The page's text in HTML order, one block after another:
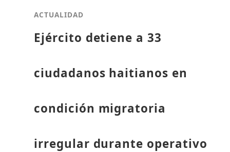
ACTUALIDAD
Ejército detiene a 33
ciudadanos haitianos en
condición migratoria
irregular durante operativo